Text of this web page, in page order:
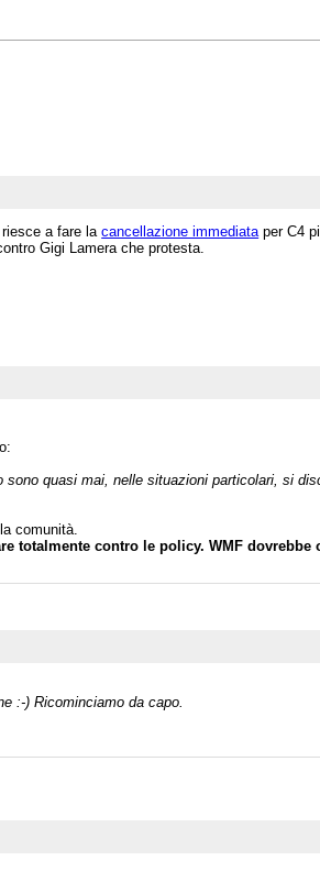
riesce a fare lacancellazione immediata per C4
Gigi Lamera che protesta.
quasi mai, nelle situazioni particolari, si
comunità.
totalmente contro le policy. WMF dovrebbe
:-) Ricominciamo da capo.